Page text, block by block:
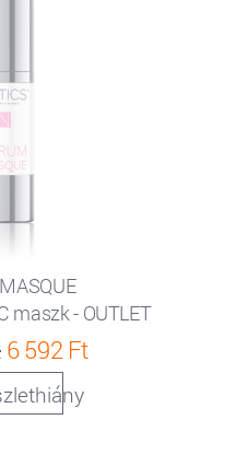
maszk - OUTLET
6 592 Ft